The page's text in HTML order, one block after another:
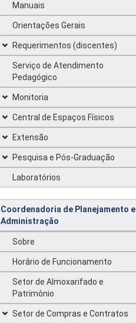
Manuais
Orientações Gerais
Requerimentos (discentes)
Serviço de Atendimento
Pedagógico
Monitoria
Central de Espaços Físicos
Extensão
Pesquisa e Pós-Graduação
Laboratórios
Coordenadoria de Planejamento e
Administração
Sobre
Horário de Funcionamento
Setor de Almoxarifado e
Patrimônio
Setor de Compras e Contratos